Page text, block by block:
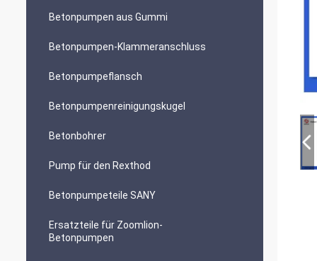
Betonpumpen aus Gummi
Betonpumpen-Klammeranschluss
Betonpumpeflansch
Betonpumpenreinigungskugel
Betonbohrer
Pump für den Rexthod
Betonpumpeteile SANY
Ersatzteile für Zoomlion-
Betonpumpen